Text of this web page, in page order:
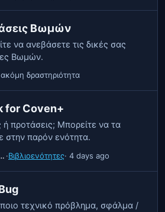
Βωμών
να ανεβάσετε τις δικές σας
Βωμών.
δραστηριότητα
for Coven+
ή προτάσεις; Μπορείτε να τα
στην παρόν ενότητα.
·Βιβλιοενότητες· 4 days ago
τεχνικό πρόβλημα, σφάλμα /